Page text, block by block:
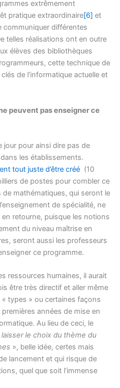
extrêmement
pratique extraordinaire[6] et
communiquer différentes
telles réalisations ont en outre
élèves des bibliothèques
cette technique de
de l’informatique actuelle et
peuvent pas enseigner ce
jour pour ainsi dire pas de
les établissements.
tout juste d’être créé (10
de postes pour combler ce
mathématiques, qui seront le
de spécialité, ne
retourne, puisque les notions
du niveau maîtrise en
seront aussi les professeurs
ce programme.
ressources humaines, il aurait
être très directif et aller même
« types » ou certaines façons
années de mise en
Au lieu de ceci, le
le choix du thème du
», belle idée, certes mais
lancement et qui risque de
quel que soit l’immense